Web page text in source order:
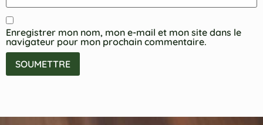
Enregistrer mon nom, mon e-mail et mon site dans le
navigateur pour mon prochain commentaire.